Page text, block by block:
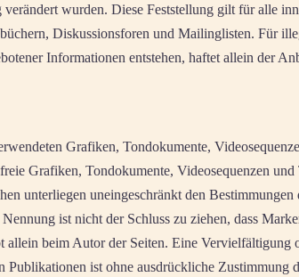
wurden. Diese Feststellung gilt für alle
Diskussionsforen und Mailinglisten. Für
Informationen entstehen, haftet allein der
Grafiken, Tondokumente,
Grafiken, Tondokumente, Videosequenzen
unterliegen uneingeschränkt den
ist nicht der Schluss zu ziehen, dass
beim Autor der Seiten. Eine Vervielfältigung
ist ohne ausdrückliche Zustimmung